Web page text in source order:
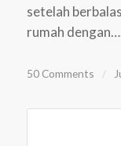
setelah
rumah dengan…
50 Comments /